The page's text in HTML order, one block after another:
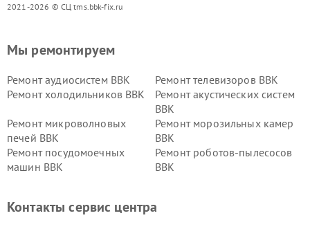
2021-2026 © СЦ tms.bbk-fix.ru
Мы ремонтируем
Ремонт аудиосистем BBK
Ремонт телевизоров BBK
Ремонт холодильников BBK
Ремонт акустических систем
BBK
Ремонт микроволновых
печей BBK
Ремонт морозильных камер
BBK
Ремонт посудомоечных
машин BBK
Ремонт роботов-пылесосов
BBK
Ремонт винных шкафов BBK
Контакты сервис центра